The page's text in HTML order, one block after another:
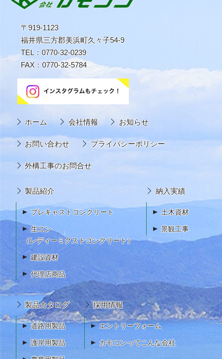
〒919-1123
福井県三方郡美浜町久々子54-9
TEL：0770-32-0239
FAX：0770-32-5784
ホーム 会社情報 お知らせ
お問い合わせ プライバシーポリシー
外構工事のお問合せ
製品紹介
プレキャストコンクリート
生コン
（レディーミクストコンクリート）
建設資材
代理店商品
納入実績
土木資材
景観工事
製品カタログ
道路用製品
護岸用製品
採用情報
エントリーフォーム
カモコンってこんな会社